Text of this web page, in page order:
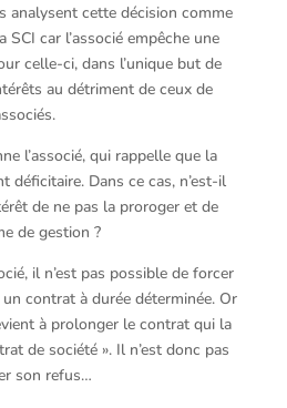
analysent cette décision comme
SCI car l’associé empêche une
celle-ci, dans l’unique but de
au détriment de ceux de
l’associé, qui rappelle que la
déficitaire. Dans ce cas, n’est-il
de ne pas la proroger et de
de gestion ?
il n’est pas possible de forcer
contrat à durée déterminée. Or
à prolonger le contrat qui la
de société ». Il n’est donc pas
son refus…